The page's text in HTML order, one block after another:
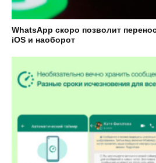
WhatsApp скоро позволит
iOS и наоборот